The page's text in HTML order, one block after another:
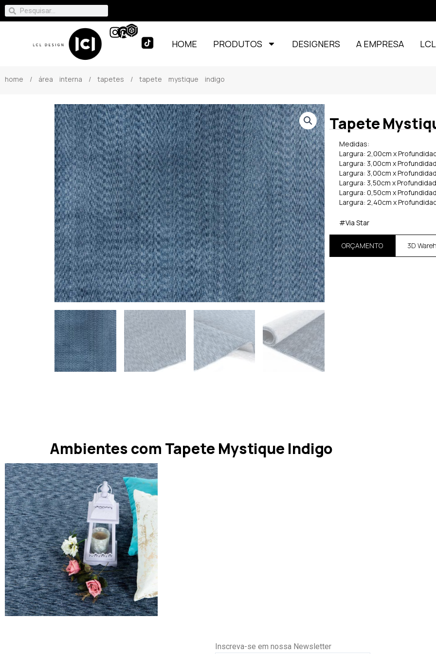
HOME PRODUTOS DESIGNERS A EMPRESA
home / área interna / tapetes / tapete mystique indigo
Tapete
Medidas:
Largura: 2,00cm x
Largura: 3,00cm x
Largura: 3,00cm x
Largura: 3,50cm x
Largura: 0,50cm x
Largura: 2,40cm x
#Via Star
ORÇAMENTO 3D
Ambientes com Tapete Mystique Indigo
Inscreva-se em nossa Newsletter